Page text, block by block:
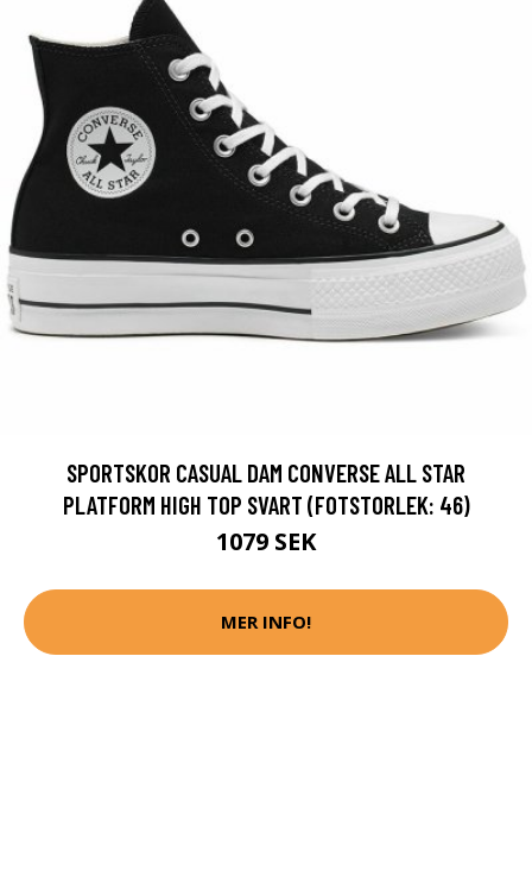
SPORTSKOR CASUAL DAM CONVERSE ALL STAR
PLATFORM HIGH TOP SVART (FOTSTORLEK: 46)
1079 SEK
MER INFO!